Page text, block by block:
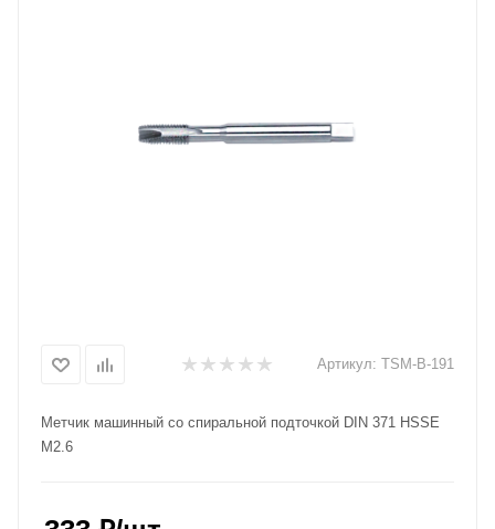
Артикул: TSM-B-191
Метчик машинный со спиральной подточкой DIN 371 HSSE
M2.6